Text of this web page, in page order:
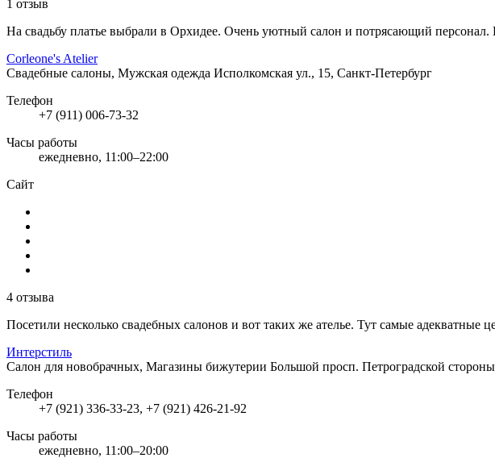
1 отзыв
На свадьбу платье выбрали в Орхидее. Очень уютный салон и потрясающий
Corleone's Atelier
Свадебные салоны, Мужская одежда Исполкомская ул., 15, Санкт-Петербург
Телефон
+7 (911) 006-73-32
Часы работы
ежедневно, 11:00–22:00
Сайт
4 отзыва
Посетили несколько свадебных салонов и вот таких же ателье. Тут самые адекватные
Интерстиль
Салон для новобрачных, Магазины бижутерии Большой просп. Петроградской
Телефон
+7 (921) 336-33-23, +7 (921) 426-21-92
Часы работы
ежедневно, 11:00–20:00